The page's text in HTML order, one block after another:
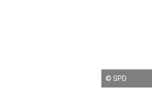
© SPD